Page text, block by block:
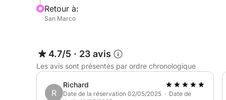
Retour à:
San Marco
4.7/5 · 23 avis
Les avis sont présentés par ordre chronologique
R
Richard
Date de la réservation 02/05/2025 · Date de